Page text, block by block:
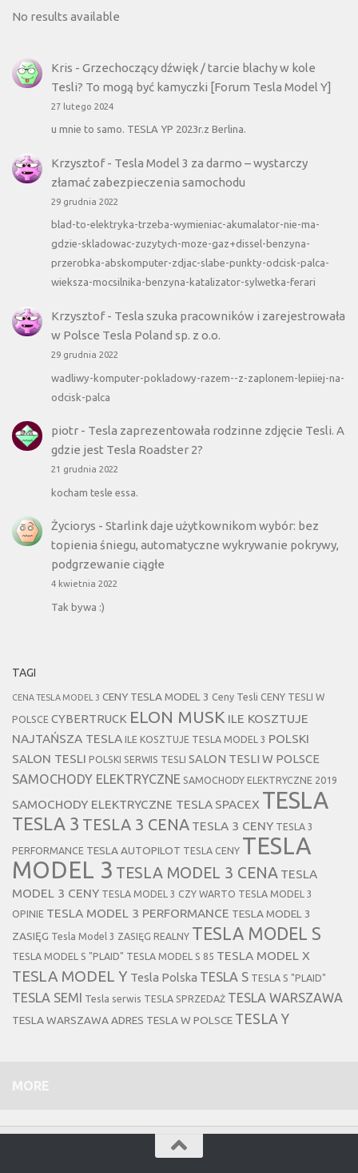
No results available
Kris - Grzechoczący dźwięk / tarcie blachy w kole
Tesli? To mogą być kamyczki [Forum Tesla Model Y]
27 lutego 2024
u mnie to samo. TESLA YP 2023r.z Berlina.
Krzysztof- Tesla Model 3 za darmo – wystarczy
złamać zabezpieczenia samochodu
29 grudnia 2022
blad-to-elektryka-trzeba-wymieniac-akumalator-nie-ma-
gdzie-skladowac-zuzytych-moze-gaz+dissel-benzyna-
przerobka-abskomputer-zdjac-slabe-punkty-odcisk-palca-
wieksza-mocsilnika-benzyna-katalizator-sylwetka-ferari
Krzysztof- Tesla szuka pracowników i zarejestrowała
w Polsce Tesla Poland sp. z o.o.
29 grudnia 2022
wadliwy-komputer-pokladowy-razem--z-zaplonem-lepiiej-na-
odcisk-palca
piotr- Tesla zaprezentowała rodzinne zdjęcie Tesli. A
gdzie jest Tesla Roadster 2?
21 grudnia 2022
kocham tesle essa.
Życiorys - Starlink daje użytkownikom wybór: bez
topienia śniegu, automatyczne wykrywanie pokrywy,
podgrzewanie ciągłe
4 kwietnia 2022
Tak bywa :)
TAGI
CENA TESLA MODEL 3 CENY TESLA MODEL 3 Ceny Tesli CENY TESLI W
POLSCE CYBERTRUCK ELON MUSK ILE KOSZTUJE
NAJTAŃSZA TESLA
ILE KOSZTUJE TESLA MODEL 3 POLSKI
SALON TESLI POLSKI SERWIS TESLI SALON TESLI W POLSCE
SAMOCHODY ELEKTRYCZNE SAMOCHODY ELEKTRYCZNE 2019
SAMOCHODY ELEKTRYCZNE TESLA SPACEX TESLA
TESLA 3 TESLA 3 CENA TESLA 3 CENY TESLA 3
PERFORMANCE TESLA AUTOPILOT TESLA CENY TESLA
MODEL 3 TESLA MODEL 3 CENA TESLA
MODEL 3 CENY TESLA MODEL 3 CZY WARTO TESLA MODEL 3
OPINIE TESLA MODEL 3 PERFORMANCE TESLA MODEL 3
ZASIĘG Tesla Model 3 ZASIĘG REALNY TESLA MODEL S
TESLA MODEL S "PLAID" TESLA MODEL S 85 TESLA MODEL X
TESLA MODEL Y Tesla Polska TESLA S TESLA S "PLAID"
TESLA SEMI Tesla serwis TESLA SPRZEDAŻ TESLA WARSZAWA
TESLA WARSZAWA ADRES TESLA W POLSCE TESLA Y
MORE